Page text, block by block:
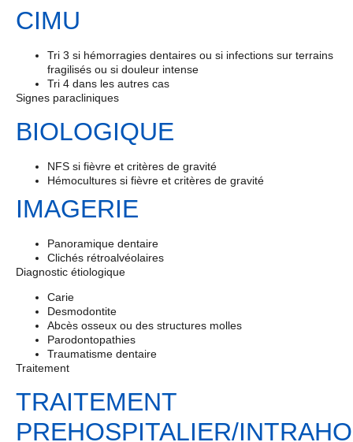
CIMU
Tri 3 si hémorragies dentaires ou si infections sur terrains
fragilisés ou si douleur intense
Tri 4 dans les autres cas
Signes paracliniques
BIOLOGIQUE
NFS si fièvre et critères de gravité
Hémocultures si fièvre et critères de gravité
IMAGERIE
Panoramique dentaire
Clichés rétroalvéolaires
Diagnostic étiologique
Carie
Desmodontite
Abcès osseux ou des structures molles
Parodontopathies
Traumatisme dentaire
Traitement
TRAITEMENT
PREHOSPITALIER/